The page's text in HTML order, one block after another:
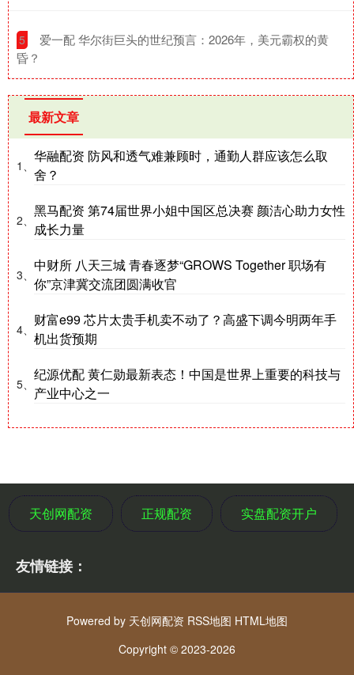
5
​爱一配 华尔街巨头的世纪预言：2026年，美元霸权的黄
昏？
最新文章
1、
华融配资 防风和透气难兼顾时，通勤人群应该怎么取
舍？
2、
黑马配资 第74届世界小姐中国区总决赛 颜洁心助力女性
成长力量
3、
中财所 八天三城 青春逐梦“GROWS Together 职场有
你”京津冀交流团圆满收官
4、
财富e99 芯片太贵手机卖不动了？高盛下调今明两年手
机出货预期
5、
纪源优配 黄仁勋最新表态！中国是世界上重要的科技与
产业中心之一
天创网配资 正规配资 实盘配资开户
友情链接：
Powered by 天创网配资 RSS地图 HTML地图
Copyright © 2023-2026